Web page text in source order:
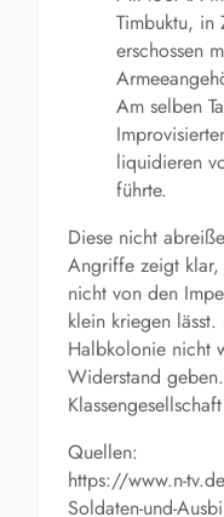
Timbuktu, in
erschossen
Am selben
liquidieren
führte.
Diese nicht
Angriffe zeigt klar,
nicht von den
klein kriegen
Halbkolonie nicht
Widerstand
Quellen:
https://www.n-
Soldaten-und-